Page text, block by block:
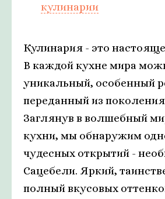
кулинарии
Кулинария - это
В каждой кухне мира
уникальный, особенный
переданный из
Заглянув в волшебный
кухни, мы обнаружим
чудесных открытий -
Сацебели. Яркий,
полный вкусовых